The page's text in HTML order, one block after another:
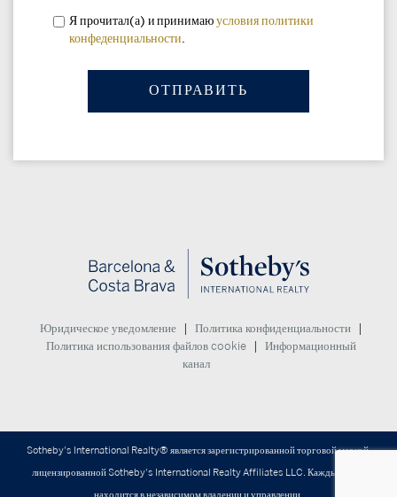
Я прочитал(а) и принимаю условия политики
конфеденциальности
Юридическое уведомление Политика конфиденциальности
Политика использования файлов cookie
Информационный
канал
Sotheby's International Realty® является зарегистрированной торговой маркой,
лицензированной Sotheby's International Realty Affiliates LLC. Каждый офис
находится в независимом владении и управлении.